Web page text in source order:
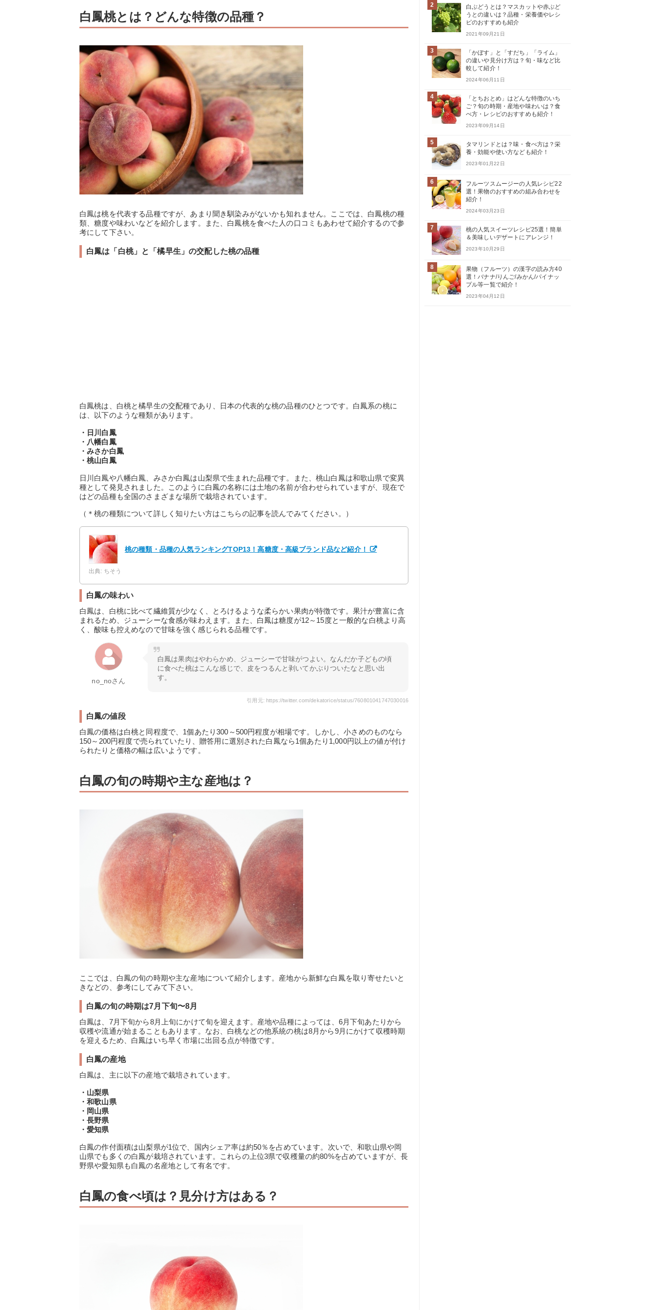
白鳳桃とは？どんな特徴の品種？
白鳳は桃を代表する品種ですが、あまり聞き馴染みがないかも知れません。ここでは、白鳳桃の種
類、糖度や味わいなどを紹介します。また、白鳳桃を食べた人の口コミもあわせて紹介するので参
考にして下さい。
白鳳は「白桃」と「橘早生」の交配した桃の品種
白鳳桃は、白桃と橘早生の交配種であり、日本の代表的な桃の品種のひとつです。白鳳系の桃に
は、以下のような種類があります。
・日川白鳳
・八幡白鳳
・みさか白鳳
・桃山白鳳
日川白鳳や八幡白鳳、みさか白鳳は山梨県で生まれた品種です。また、桃山白鳳は和歌山県で変異
種として発見されました。このように白鳳の名称には土地の名前が合わせられていますが、現在で
はどの品種も全国のさまざまな場所で栽培されています。
（＊桃の種類について詳しく知りたい方はこちらの記事を読んでみてください。）
桃の種類・品種の人気ランキングTOP13！高糖度・高級ブランド品など紹介！
出典: ちそう
白鳳の味わい
白鳳は、白桃に比べて繊維質が少なく、とろけるような柔らかい果肉が特徴です。果汁が豊富に含
まれるため、ジューシーな食感が味わえます。また、白鳳は糖度が12～15度と一般的な白桃より高
く、酸味も控えめなので甘味を強く感じられる品種です。
no_noさん
白鳳は果肉はやわらかめ、ジューシーで甘味がつよい。なんだか子どもの頃
に食べた桃はこんな感じで、皮をつるんと剥いてかぶりついたなと思い出
す。
引用元: https://twitter.com/dekatorice/status/760801041747030016
白鳳の値段
白鳳の価格は白桃と同程度で、1個あたり300～500円程度が相場です。しかし、小さめのものなら
150～200円程度で売られていたり、贈答用に選別された白鳳なら1個あたり1,000円以上の値が付け
られたりと価格の幅は広いようです。
白鳳の旬の時期や主な産地は？
ここでは、白鳳の旬の時期や主な産地について紹介します。産地から新鮮な白鳳を取り寄せたいと
きなどの、参考にしてみて下さい。
白鳳の旬の時期は7月下旬〜8月
白鳳は、7月下旬から8月上旬にかけて旬を迎えます。産地や品種によっては、6月下旬あたりから
収穫や流通が始まることもあります。なお、白桃などの他系統の桃は8月から9月にかけて収穫時期
を迎えるため、白鳳はいち早く市場に出回る点が特徴です。
白鳳の産地
白鳳は、主に以下の産地で栽培されています。
・山梨県
・和歌山県
・岡山県
・長野県
・愛知県
白鳳の作付面積は山梨県が1位で、国内シェア率は約50％を占めています。次いで、和歌山県や岡
山県でも多くの白鳳が栽培されています。これらの上位3県で収穫量の約80%を占めていますが、長
野県や愛知県も白鳳の名産地として有名です。
白鳳の食べ頃は？見分け方はある？
2
白ぶどうとは？マスカットや赤ぶど
うとの違いは？品種・栄養価やレシ
ピのおすすめも紹介
2021年09月21日
3
「かぼす」と「すだち」「ライム」
の違いや見分け方は？旬・味など比
較して紹介！
2024年06月11日
4
「とちおとめ」はどんな特徴のいち
ご？旬の時期・産地や味わいは？食
べ方・レシピのおすすめも紹介！
2023年09月14日
5
タマリンドとは？味・食べ方は？栄
養・効能や使い方なども紹介！
2023年01月22日
6
フルーツスムージーの人気レシピ22
選！果物のおすすめの組み合わせを
紹介！
2024年03月23日
7
桃の人気スイーツレシピ25選！簡単
＆美味しいデザートにアレンジ！
2023年10月29日
8
果物（フルーツ）の漢字の読み方40
選！バナナ/りんご/みかん/パイナッ
プル等一覧で紹介！
2023年04月12日